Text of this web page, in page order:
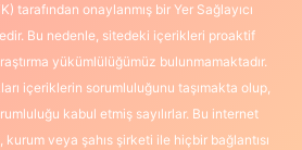
tarafından onaylanmış bir Yer Sağlayıcı
Bu nedenle, sitedeki içerikleri proaktif
yükümlülüğümüz bulunmamaktadır.
içeriklerin sorumluluğunu taşımakta olup,
kabul etmiş sayılırlar. Bu internet
veya şahıs şirketi ile hiçbir bağlantısı